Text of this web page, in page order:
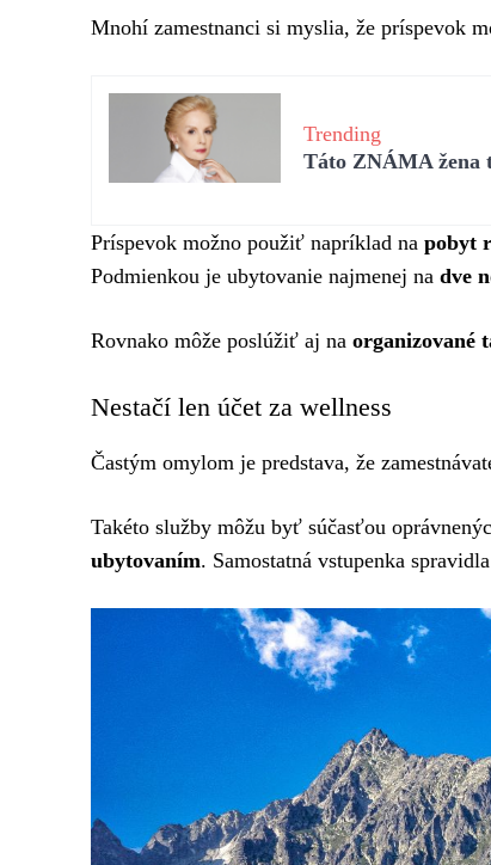
Mnohí zamestnanci si myslia, že príspevok
Trending
Táto ZNÁMA žena
Príspevok možno použiť napríklad na pobyt
Podmienkou je ubytovanie najmenej na dve
Rovnako môže poslúžiť aj na organizované
Nestačí len účet za wellness
Častým omylom je predstava, že
Takéto služby môžu byť súčasťou
ubytovaním. Samostatná vstupenka